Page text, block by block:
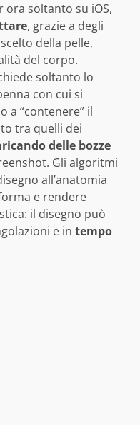
soltanto su iOS,
, grazie a degli
della pelle,
del corpo.
soltanto lo
con cui si
a “contenere” il
tra quelli dei
delle bozze
Gli algoritmi
all’anatomia
e rendere
il disegno può
e in tempo